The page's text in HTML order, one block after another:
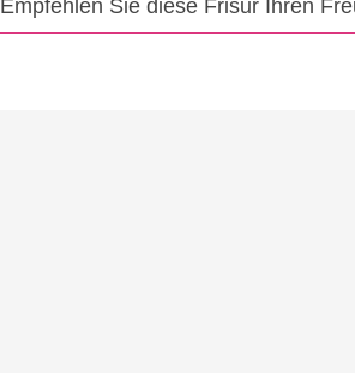
Empfehlen Sie diese Frisur Ihren